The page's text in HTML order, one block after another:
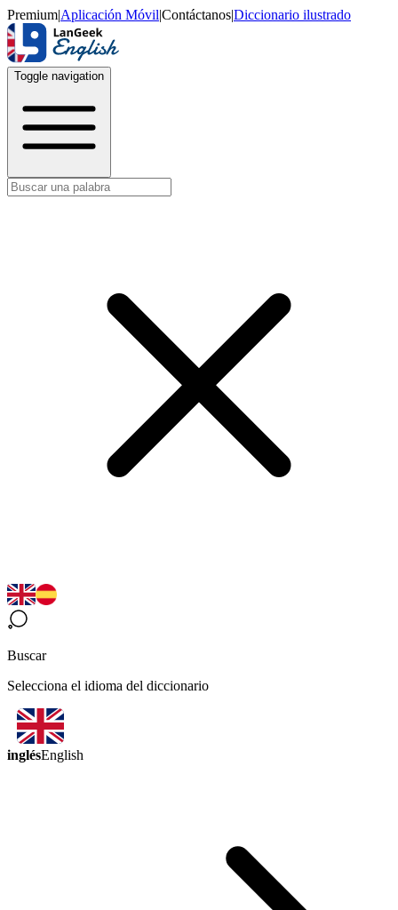
Premium|Aplicación Móvil|Contáctanos|Diccionario ilustrado
Toggle navigation
Buscar
Selecciona el idioma del diccionario
inglésEnglish